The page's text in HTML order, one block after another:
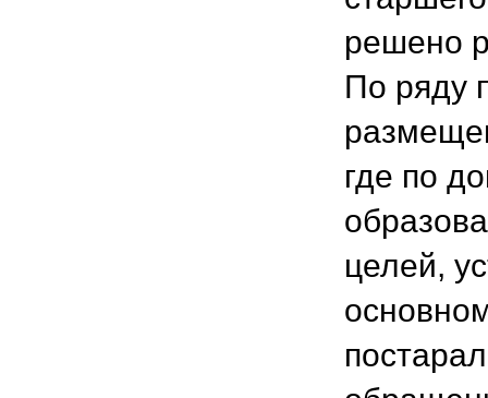
решено
По ряду
где по
целей,